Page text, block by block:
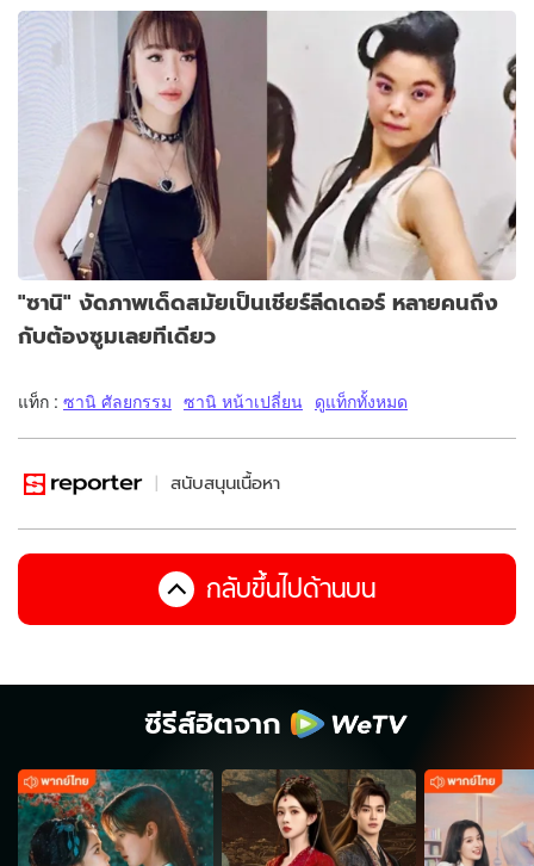
"ซานิ" งัดภาพเด็ดสมัยเป็นเชียร์ลีดเดอร์ หลายคนถึง
กับต้องซูมเลยทีเดียว
แท็ก : ซานิ ศัลยกรรม ซานิ หน้าเปลี่ยน ดูแท็กทั้งหมด
สนับสนุนเนื้อหา
กลับขึ้นไปด้านบน
ซีรีส์ฮิตจาก